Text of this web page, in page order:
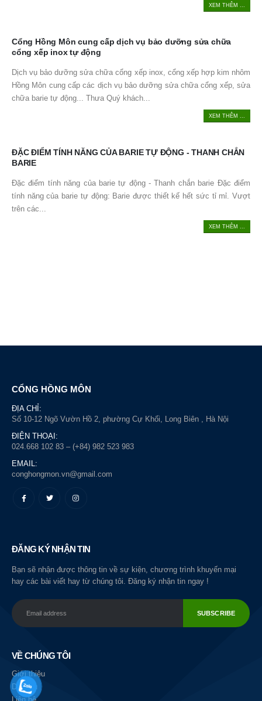
XEM THÊM ...
Cổng Hồng Môn cung cấp dịch vụ bảo dưỡng sửa chữa
cổng xếp inox tự động
Dịch vụ bảo dưỡng sửa chữa cổng xếp inox, cổng xếp hợp kim nhôm
Hồng Môn cung cấp các dịch vụ bảo dưỡng sửa chữa cổng xếp, sửa
chữa barie tự động... Thưa Quý khách...
XEM THÊM ...
ĐẶC ĐIỂM TÍNH NĂNG CỦA BARIE TỰ ĐỘNG - THANH CHẮN
BARIE
Đặc điểm tính năng của barie tự động - Thanh chắn barie Đặc điểm
tính năng của barie tự động: Barie được thiết kế hết sức tỉ mỉ. Vượt
trên các...
XEM THÊM ...
CỔNG HỒNG MÔN
ĐỊA CHỈ:
Số 10-12 Ngõ Vườn Hồ 2, phường Cự Khối, Long Biên , Hà Nội
ĐIỆN THOẠI:
024.668 102 83 – (+84) 982 523 983
EMAIL:
conghongmon.vn@gmail.com
ĐĂNG KÝ NHẬN TIN
Bạn sẽ nhận được thông tin về sự kiện, chương trình khuyến mại
hay các bài viết hay từ chúng tôi. Đăng ký nhận tin ngay !
VỀ CHÚNG TÔI
Giới thiệu
Dịch vụ